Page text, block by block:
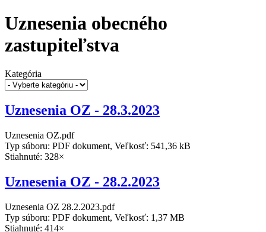
Uznesenia obecného
zastupiteľstva
Kategória
Uznesenia OZ - 28.3.2023
Uznesenia OZ.pdf
Typ súboru: PDF dokument, Veľkosť: 541,36 kB
Stiahnuté: 328×
Uznesenia OZ - 28.2.2023
Uznesenia OZ 28.2.2023.pdf
Typ súboru: PDF dokument, Veľkosť: 1,37 MB
Stiahnuté: 414×